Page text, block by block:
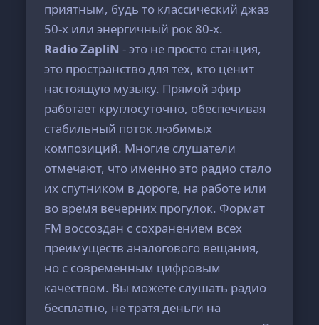
приятным, будь то классический джаз
50-х или энергичный рок 80-х.
Radio ZapliN - это не просто станция,
это пространство для тех, кто ценит
настоящую музыку. Прямой эфир
работает круглосуточно, обеспечивая
стабильный поток любимых
композиций. Многие слушатели
отмечают, что именно это радио стало
их спутником в дороге, на работе или
во время вечерних прогулок. Формат
FM воссоздан с сохранением всех
преимуществ аналогового вещания,
но с современным цифровым
качеством. Вы можете слушать радио
бесплатно, не тратя деньги на